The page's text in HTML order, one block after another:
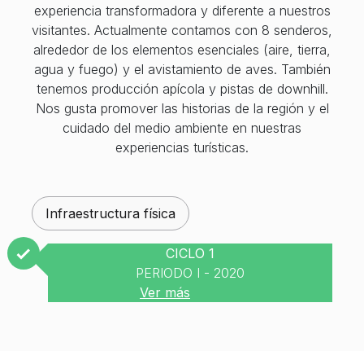
experiencia transformadora y diferente a nuestros
visitantes. Actualmente contamos con 8 senderos,
alrededor de los elementos esenciales (aire, tierra,
agua y fuego) y el avistamiento de aves. También
tenemos producción apícola y pistas de downhill.
Nos gusta promover las historias de la región y el
cuidado del medio ambiente en nuestras
experiencias turísticas.
Infraestructura física
CICLO 1
PERIODO I - 2020
Ver más